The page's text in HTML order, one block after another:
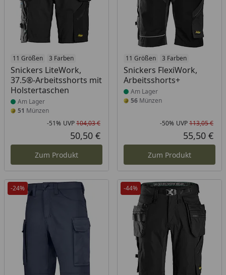
11 Größen 3 Farben
Snickers LiteWork,
37.5®-Arbeitsshorts mit
Holstertaschen
Produkt am Lager
Am Lager
51 Münzen
Rabatt in Prozent
-51%
Ursprünglicher Preis
UVP104,03 €
Aktueller Preis
50,50 €
Zum Produkt
11 Größen 3 Farben
Snickers FlexiWork,
Arbeitsshorts+
Produkt am Lager
Am Lager
56Münzen
-50% UVP113,05 €
55,50 €
Zum Produkt
-24% -44%